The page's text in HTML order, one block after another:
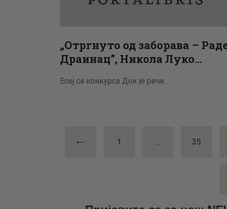
„Отргнуто од заборава –
Драинац”, Никола Луко…
Есеј са конкурса Док је речи…
Пагинација
PAGE
1 … PAGE
35